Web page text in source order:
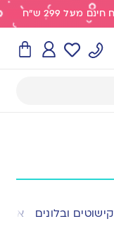
קישוטים ובלונים